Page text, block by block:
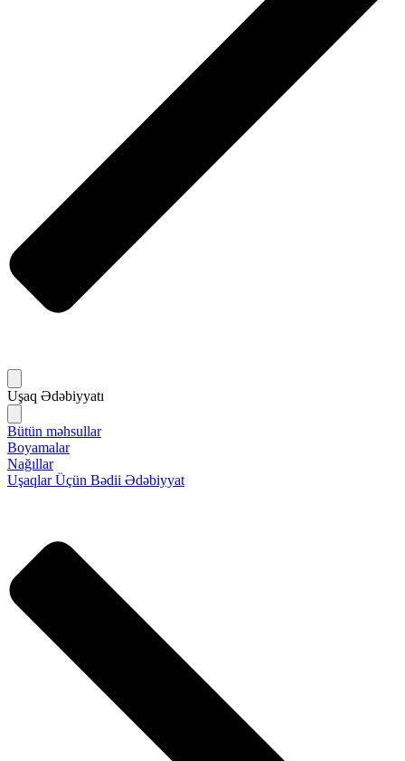
Uşaq Ədəbiyyatı
Bütün məhsullar
Boyamalar
Nağıllar
Uşaqlar Üçün Bədii Ədəbiyyat